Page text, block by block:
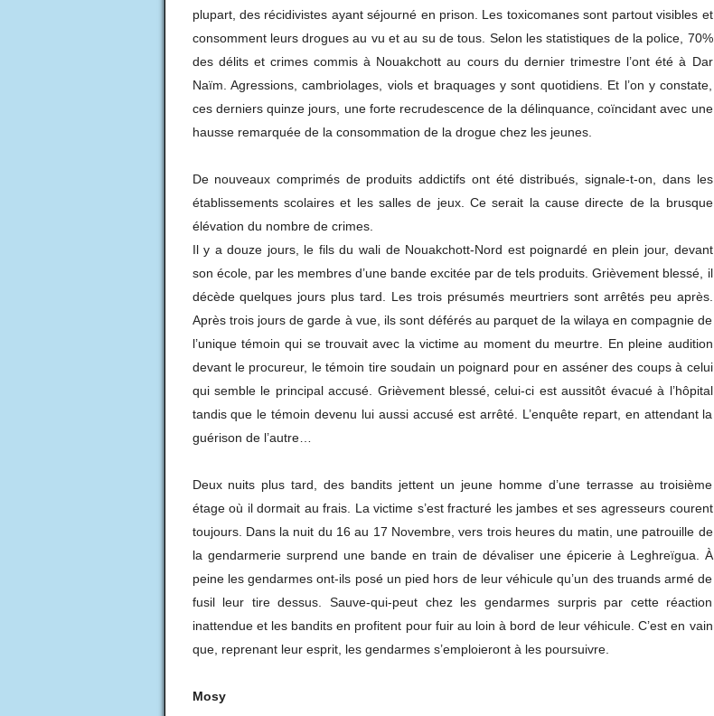
plupart, des récidivistes ayant séjourné en prison. Les toxicomanes sont partout visibles et
consomment leurs drogues au vu et au su de tous. Selon les statistiques de la police, 70%
des délits et crimes commis à Nouakchott au cours du dernier trimestre l’ont été à Dar
Naïm. Agressions, cambriolages, viols et braquages y sont quotidiens. Et l’on y constate,
ces derniers quinze jours, une forte recrudescence de la délinquance, coïncidant avec une
hausse remarquée de la consommation de la drogue chez les jeunes.
De nouveaux comprimés de produits addictifs ont été distribués, signale-t-on, dans les
établissements scolaires et les salles de jeux. Ce serait la cause directe de la brusque
élévation du nombre de crimes.
Il y a douze jours, le fils du wali de Nouakchott-Nord est poignardé en plein jour, devant
son école, par les membres d’une bande excitée par de tels produits. Grièvement blessé, il
décède quelques jours plus tard. Les trois présumés meurtriers sont arrêtés peu après.
Après trois jours de garde à vue, ils sont déférés au parquet de la wilaya en compagnie de
l’unique témoin qui se trouvait avec la victime au moment du meurtre. En pleine audition
devant le procureur, le témoin tire soudain un poignard pour en asséner des coups à celui
qui semble le principal accusé. Grièvement blessé, celui-ci est aussitôt évacué à l’hôpital
tandis que le témoin devenu lui aussi accusé est arrêté. L’enquête repart, en attendant la
guérison de l’autre…
Deux nuits plus tard, des bandits jettent un jeune homme d’une terrasse au troisième
étage où il dormait au frais. La victime s’est fracturé les jambes et ses agresseurs courent
toujours. Dans la nuit du 16 au 17 Novembre, vers trois heures du matin, une patrouille de
la gendarmerie surprend une bande en train de dévaliser une épicerie à Leghreïgua. À
peine les gendarmes ont-ils posé un pied hors de leur véhicule qu’un des truands armé de
fusil leur tire dessus. Sauve-qui-peut chez les gendarmes surpris par cette réaction
inattendue et les bandits en profitent pour fuir au loin à bord de leur véhicule. C’est en vain
que, reprenant leur esprit, les gendarmes s’emploieront à les poursuivre.
Mosy